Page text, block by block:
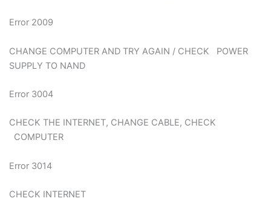
Error 2009
CHANGE COMPUTER AND TRY AGAIN / CHECK POWER
SUPPLY TO NAND
Error 3004
CHECK THE INTERNET, CHANGE CABLE, CHECK
COMPUTER
Error 3014
CHECK INTERNET